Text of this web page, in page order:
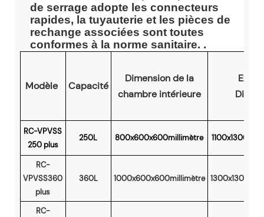
de serrage adopte les connecteurs
rapides, la tuyauterie et les pièces de
rechange associées sont toutes
conformes à la norme sanitaire. .
Modèle Capacité
Dimension de la
chambre intérieure
RC-VPVSS
250 plus
250L 800x600x600millimètre
RC-
VPVSS360
plus
360L 1000x600x600millimètre
RC-